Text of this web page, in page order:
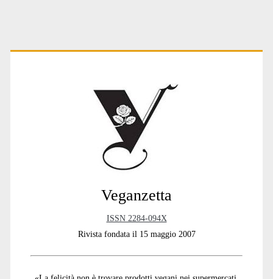
i
Primary
Veganzetta
ISSN 2284-094X
Rivista fondata il 15 maggio 2007